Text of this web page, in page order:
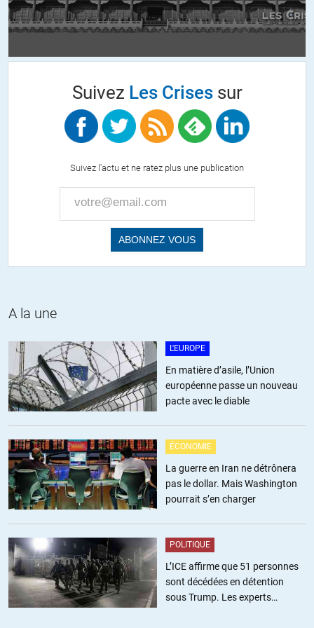
+5 ALERTER
« Il commencerait à être indispensable de réfléchir car toutes ces
familles endeuillées par la sauvagerie feront le terreau des
extrémistes du hamas ….. »
d’aller faire ce qu’il a fait, surtout qu’il savait bien ce qui allait se
On en serait pas là et ça n’empêcherait pas les négociations dans
une atmosphère plus neutre.
ALERTER
Netanyahou et le Hamas sont d’accord : ils ne veulent pas d’une
+6 ALERTER
Alain Rousseau//07.12.2023 à 12h16
islamique pour le Hamas.
+1 ALERTER
Auguste Vannier//06.12.2023 à 11h18
Les négociations et les accords n’ont pas manqués, validés à
l’international. Les Palestiniens réfléchissent depuis longtemps.
Mais manifestement une des parties est de mauvaise foi et profite
des interminables négociations pour avancer son agenda de départ
Suivez Les Crisessur
Suivez l'actu et ne ratez plus une publication
A la une
L'EUROPE
En matière d’asile, l’Union
européenne passe un nouveau
pacte avec le diable
ÉCONOMIE
La guerre en Iran ne détrônera
pas le dollar. Mais Washington
pourrait s’en charger
POLITIQUE
L’ICE affirme que 51 personnes
sont décédées en détention
sous Trump. Les experts